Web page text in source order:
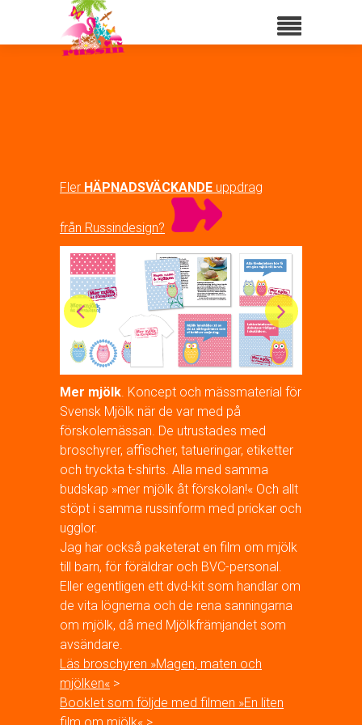
Fler HÄPNADSVÄCKANDE uppdrag
från Russindesign?
Mer mjölk. Koncept och mässmaterial för
Svensk Mjölk när de var med på
förskolemässan. De utrustades med
broschyrer, affischer, tatueringar, etiketter
och tryckta t-shirts. Alla med samma
budskap »mer mjölk åt förskolan!« Och allt
stöpt i samma russinform med prickar och
ugglor.
Jag har också paketerat en film om mjölk
till barn, för föräldrar och BVC-personal.
Eller egentligen ett dvd-kit som handlar om
de vita lögnerna och de rena sanningarna
om mjölk, då med Mjölkfrämjandet som
avsändare.
Läs broschyren »Magen, maten och
mjölken« >
Booklet som följde med filmen »En liten